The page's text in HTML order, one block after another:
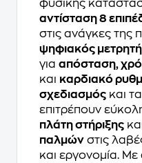
φυσικής
αντίσταση 8
στις ανάγκες της
ψηφιακός
για απόσταση,
και καρδιακό
σχεδιασμός και τα
επιτρέπουν
πλάτη στήριξης
παλμών στις
και εργονομία.